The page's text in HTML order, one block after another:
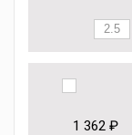
1 362 ₽